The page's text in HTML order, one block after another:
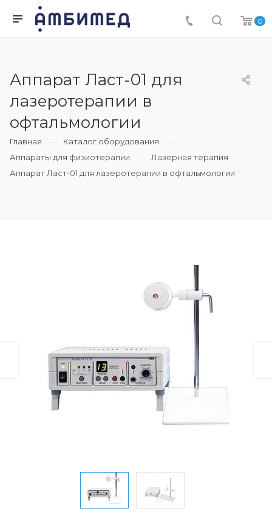
0
Аппарат Ласт-01 для
лазеротерапии в
офтальмологии
Главная
Каталог оборудования
Аппараты для физиотерапии
Лазерная терапия
Аппарат Ласт-01 для лазеротерапии в офтальмологии